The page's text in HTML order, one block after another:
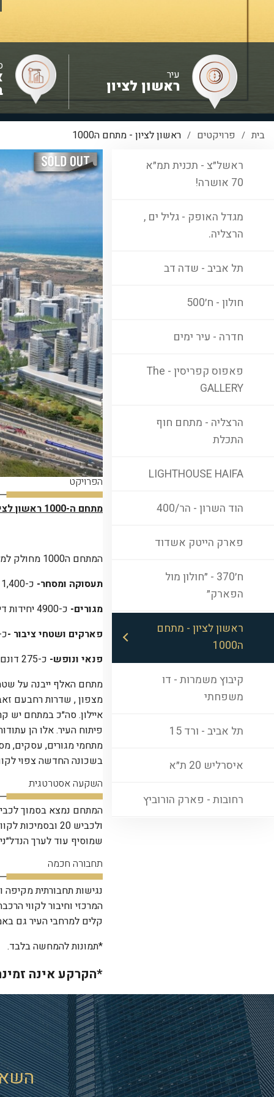
עיר
ראשון לציון
בית / פרויקטים / ראשון לציון - מתחם ה1000
ראשל״צ - תכנית תמ״א
70 אושרה!
מגדל האופק - גליל ים ,
הרצליה.
תל אביב - שדה דב
חולון - ח׳500
חדרה - עיר ימים
פאפוס קפריסין - The
GALLERY
הרצליה - מתחם חוף
התכלת
LIGHTHOUSE HAIFA
הוד השרון - הר/400
פארק הייטק אשדוד
ח׳370 - ״חולון מול
הפארק״
ראשון לציון - מתחם
ה1000
קיבוץ משמרות - דו
משפחתי
תל אביב - ורד 15
איסרליש 20 ת״א
רחובות - פארק הורוביץ
הפרויקט
מתחם ה-1000 ראשון לציון
המתחם ה1000 מחולק למתחמי -
תעסוקה ומסחר- כ-1,400 דונם
מגורים- כ-4900 יחידות דיור בינהם מעונות סטודנטים ודיור מוגן.
פארקים ושטחי ציבור -כ-
פנאי ונופש- כ-275 דונם בייעוד לספורט ונופש.
מתחם האלף ייבנה על
מצפון , שדרות רחבעם
פיתוח העיר. אלו הן
מתחמי מגורים, עסקים,
בשכונה החדשה צפוי
השקעה אסטרטגית
ולכביש 20
שמוסיף עוד לערך
תחבורה חכמה
נגישות תחבורתית מקיפה
המרכזי וחיבור לקווי
קלים למרחבי העיר גם
*תמונות להמחשה בלבד.
*הקרקע אינה